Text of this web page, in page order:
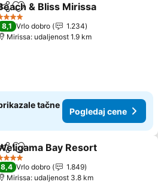
Dodati u favorite
& Bliss Mirissa
Zvezdice
8,1 Vrlo dobro
1.234
Mirissa: udaljenost 1.9 km
tačne
Pogledaj cene
Dodati u favorite
Bay Resort
Zvezdice
8,4 Vrlo dobro
1.849
Mirissa: udaljenost 3.8 km